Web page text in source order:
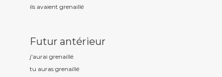
ils avaient grenaillé
Futur antérieur
j'aurai grenaillé
tu auras grenaillé